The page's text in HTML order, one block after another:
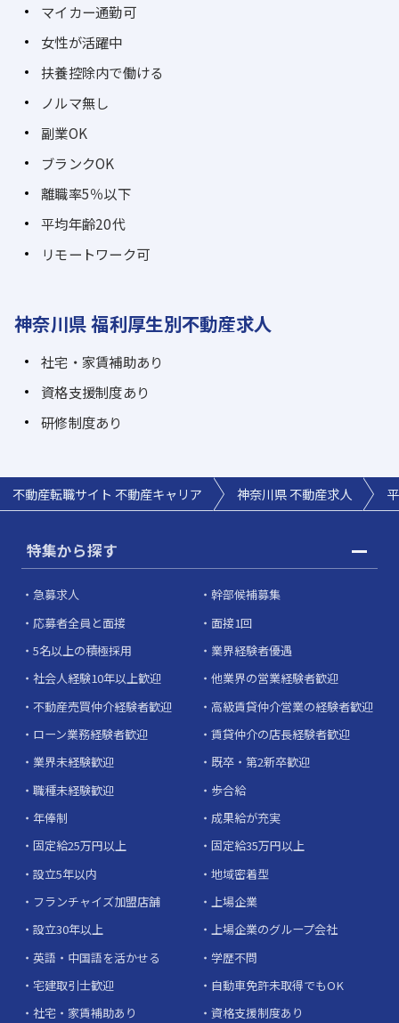
マイカー通勤可
女性が活躍中
扶養控除内で働ける
ノルマ無し
副業OK
ブランクOK
離職率5％以下
平均年齢20代
リモートワーク可
神奈川県 福利厚生別不動産求人
社宅・家賃補助あり
資格支援制度あり
研修制度あり
不動産転職サイト 不動産キャリア 神奈川県 不動産求人
特集から探す
急募求人
幹部候補募集
応募者全員と面接
面接1回
5名以上の積極採用
業界経験者優遇
社会人経験10年以上歓迎
他業界の営業経験者歓迎
不動産売買仲介経験者歓迎
高級賃貸仲介営業の経験者歓迎
ローン業務経験者歓迎
賃貸仲介の店長経験者歓迎
業界未経験歓迎
既卒・第2新卒歓迎
職種未経験歓迎
歩合給
年俸制
成果給が充実
固定給25万円以上
固定給35万円以上
設立5年以内
地域密着型
フランチャイズ加盟店舗
上場企業
設立30年以上
上場企業のグループ会社
英語・中国語を活かせる
学歴不問
宅建取引士歓迎
自動車免許未取得でもOK
社宅・家賃補助あり
資格支援制度あり